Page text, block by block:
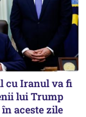
cu Iranul va fi
lui Trump
aceste zile